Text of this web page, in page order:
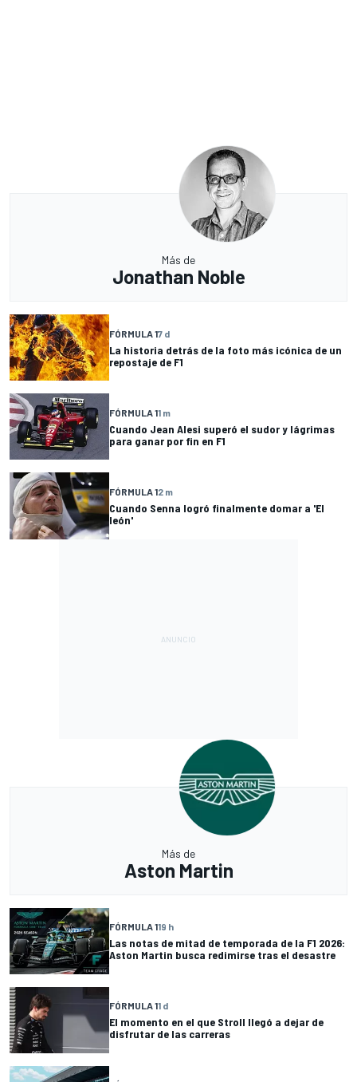
Más de
Jonathan Noble
FÓRMULA 17 d
La historia detrás de la foto más icónica de un
repostaje de F1
FÓRMULA 11 m
Cuando Jean Alesi superó el sudor y lágrimas
para ganar por fin en F1
FÓRMULA 12 m
Cuando Senna logró finalmente domar a 'El
león'
Más de
Aston Martin
FÓRMULA 119 h
Las notas de mitad de temporada de la F1 2026:
Aston Martin busca redimirse tras el desastre
FÓRMULA 11 d
El momento en el que Stroll llegó a dejar de
disfrutar de las carreras